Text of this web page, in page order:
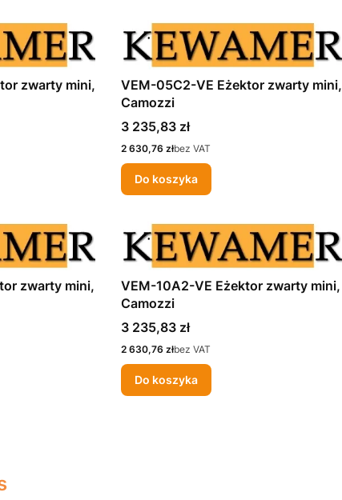
zwarty mini,
VEM-05C2-VE Eżektor zwarty mini,
Camozzi
Cena
3 235,83 zł
Cena
2 630,76 złbez VAT
Do koszyka
zwarty mini,
VEM-10A2-VE Eżektor zwarty mini,
Camozzi
Cena
3 235,83 zł
Cena
2 630,76 złbez VAT
Do koszyka